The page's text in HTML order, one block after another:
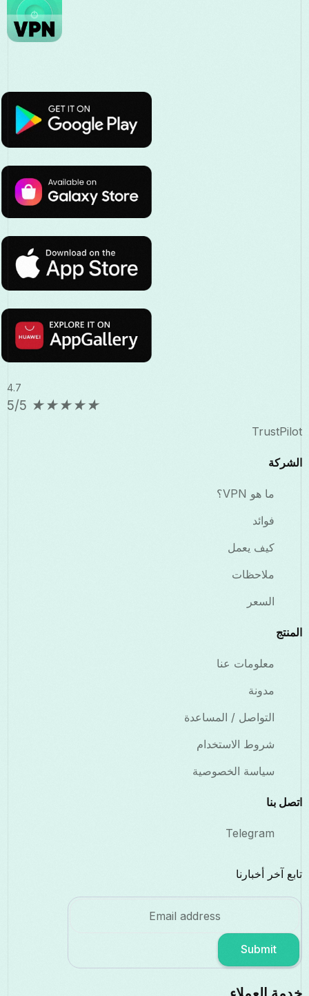
4.7
★
★
★
★
★
5/5
TrustPilot
الشركة
ما هو VPN؟
فوائد
كيف يعمل
ملاحظات
السعر
المنتج
معلومات عنا
مدونة
التواصل / المساعدة
شروط الاستخدام
سياسة الخصوصية
اتصل بنا
Telegram
تابع آخر أخبارنا
Submit